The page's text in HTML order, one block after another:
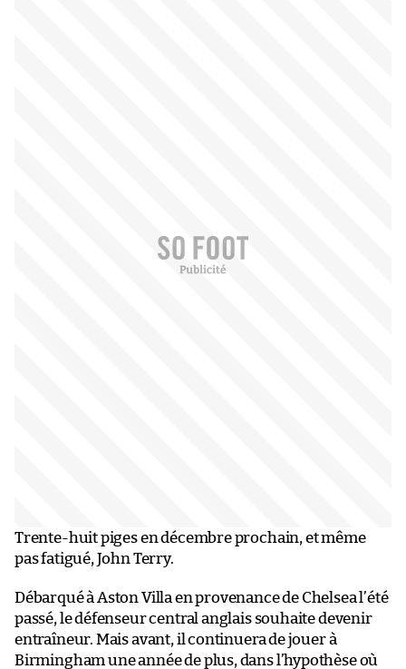
Trente-huit piges en décembre prochain, et même
pas fatigué, John Terry.
Débarqué à Aston Villa en provenance de Chelsea l’été
passé, le défenseur central anglais souhaite devenir
entraîneur. Mais avant, il continuera de jouer à
Birmingham une année de plus, dans l’hypothèse où